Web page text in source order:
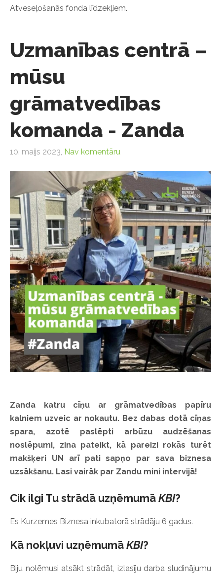
Atveseļošanās fonda līdzekļiem.
Uzmanības centrā –
mūsu
grāmatvedības
komanda - Zanda
10. maijs 2023, Nav komentāru
Zanda katru cīņu ar grāmatvedības papīru
kalniem uzveic ar nokautu. Bez dabas dotā cīņas
spara, azotē paslēpti arbūzu audzēšanas
noslēpumi, zina pateikt, kā pareizi rokās turēt
makšķeri UN arī pati sapņo par sava biznesa
uzsākšanu. Lasi vairāk par Zandu mini intervijā!
Cik ilgi Tu strādā uzņēmumāKBI?
Es Kurzemes Biznesa inkubatorā strādāju 6 gadus.
Kā nokļuvi uzņēmumāKBI?
Biju nolēmusi atsākt strādāt, izlasīju darba sludinājumu